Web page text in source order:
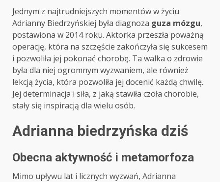
Jednym z najtrudniejszych momentów w życiu
Adrianny Biedrzyńskiej była diagnoza guza mózgu,
postawiona w 2014 roku. Aktorka przeszła poważną
operację, która na szczęście zakończyła się sukcesem
i pozwoliła jej pokonać chorobę. Ta walka o zdrowie
była dla niej ogromnym wyzwaniem, ale również
lekcją życia, która pozwoliła jej docenić każdą chwilę.
Jej determinacja i siła, z jaką stawiła czoła chorobie,
stały się inspiracją dla wielu osób.
Adrianna biedrzyńska dziś
Obecna aktywność i metamorfoza
Mimo upływu lat i licznych wyzwań, Adrianna